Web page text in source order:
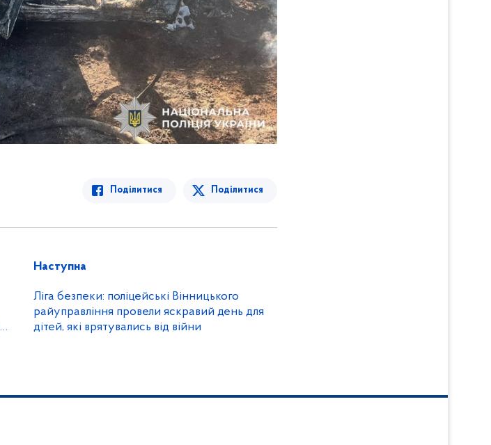
Поділитися Поділитися
Наступна
Ліга безпеки: поліцейські Вінницького
райуправління провели яскравий день для
дітей, які врятувались від війни